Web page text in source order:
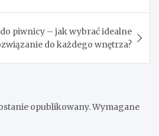
piwnicy – jak wybrać idealne
do każdego wnętrza?
opublikowany.Wymagane